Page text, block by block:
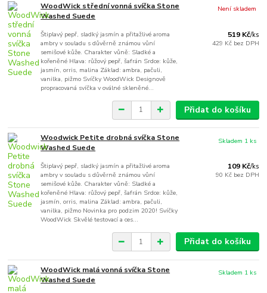
WoodWick střední vonná svíčka Stone
Washed Suede
Štiplavý pepř, sladký jasmín a přitažlivé aroma
ambry v souladu s důvěrně známou vůní
semišové kůže. Charakter vůně: Sladké a
kořeněné Hlava: růžový pepř, šafrán Srdce: kůže,
jasmín, orris, malina Základ: ambra, pačuli,
vanilka, pižmo Svíčky WoodWick Designově
propracovaná svíčka v oválné skleněné...
519 Kč/ks
429 Kč bez DPH
Není skladem
Přidat do košíku
Woodwick Petite drobná svíčka Stone
Washed Suede
Štiplavý pepř, sladký jasmín a přitažlivé aroma
ambry v souladu s důvěrně známou vůní
semišové kůže. Charakter vůně: Sladké a
kořeněné Hlava: růžový pepř, šafrán Srdce: kůže,
jasmín, orris, malina Základ: ambra, pačuli,
vanilka, pižmo Novinka pro podzim 2020! Svíčky
WoodWick Skvělé testovací a ces...
109 Kč/ks
90 Kč bez DPH
Skladem 1 ks
Přidat do košíku
WoodWick malá vonná svíčka Stone
Washed Suede
Skladem 1 ks